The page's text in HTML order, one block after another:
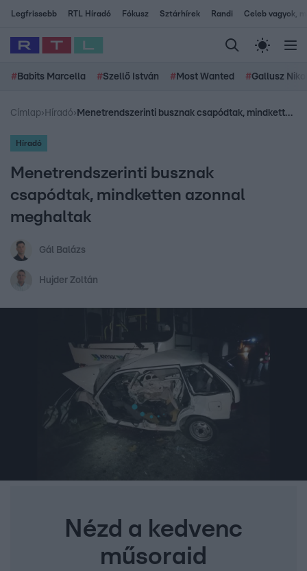
Legfrissebb RTL Híradó Fókusz Sztárhírek Randi Celeb vagyok,
# Babits Marcella #Szellő István # Most Wanted #Gallusz
Címlap› Híradó› Menetrendszerinti busznak csapódtak, mindketten azonnal meghaltak
Híradó
Menetrendszerinti busznak
csapódtak, mindketten azonnal
meghaltak
Gál Balázs
Hujder Zoltán
Nézd a kedvenc
műsoraid